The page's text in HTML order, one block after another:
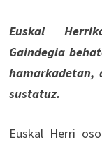
Euskal
Gaindegia
hamarkadetan,
sustatuz.
Euskal Herri